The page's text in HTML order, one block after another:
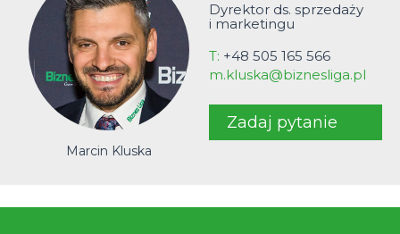
Marcin Kluska
Dyrektor ds. sprzedaży
i marketingu
T: +48 505 165 566
m.kluska@biznesliga.pl
Zadaj pytanie